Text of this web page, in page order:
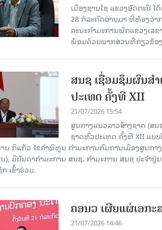
ເມືອງຊານໄຊ ແຂວງອັດຕະປື
28 ກໍ​ລະ​ກົດ​ຜ່ານ​ມາ ທີ່ຫ້ອງວ່າ
ຄະນະກຳມະການພັກແຂວງເລ
ພ້ອມດ້ວຍພາກສ່ວນທີ່ກ່ຽວຂ້ອງ
ສນຊ ເຊື່ອມຊຶມຜົນສໍ
ປະເທດ ຄັ້ງທີ XII
21/07/2026 15:54
ສູນກາງແນວລາວສ້າງຊາດ (ສ
ຊາດທົ່ວປະເທດ ຄັ້ງທີ XII ແບ
ນ ກິແກ້ວ ໄຂຄໍາພິທູນ ກໍາມະການກົມການເມືອງສູນກ
ນ), ມີບັນດາກຳມະການ ສນຊ, ກໍາມະການ ສນຊ ປະຈໍ
ເຂົ້າຮ່ວມ.
ຄອນວ ເຜີຍແຜ່ເອກ
21/07/2026 14:46